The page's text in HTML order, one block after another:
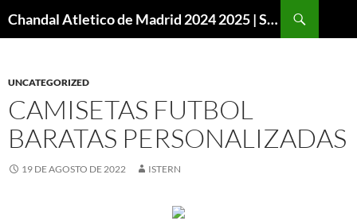
Chandal Atletico de Madrid 2024 2025 | SuperVigo
UNCATEGORIZED
CAMISETAS FUTBOL
BARATAS PERSONALIZADAS
19 DE AGOSTO DE 2022 ISTERN